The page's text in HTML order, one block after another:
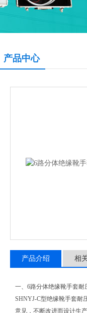
产品中心
产品介绍 相
一、6路分体绝缘靴手套
SHNYJ-C型绝缘靴手套耐
意见，不断改进而设计生